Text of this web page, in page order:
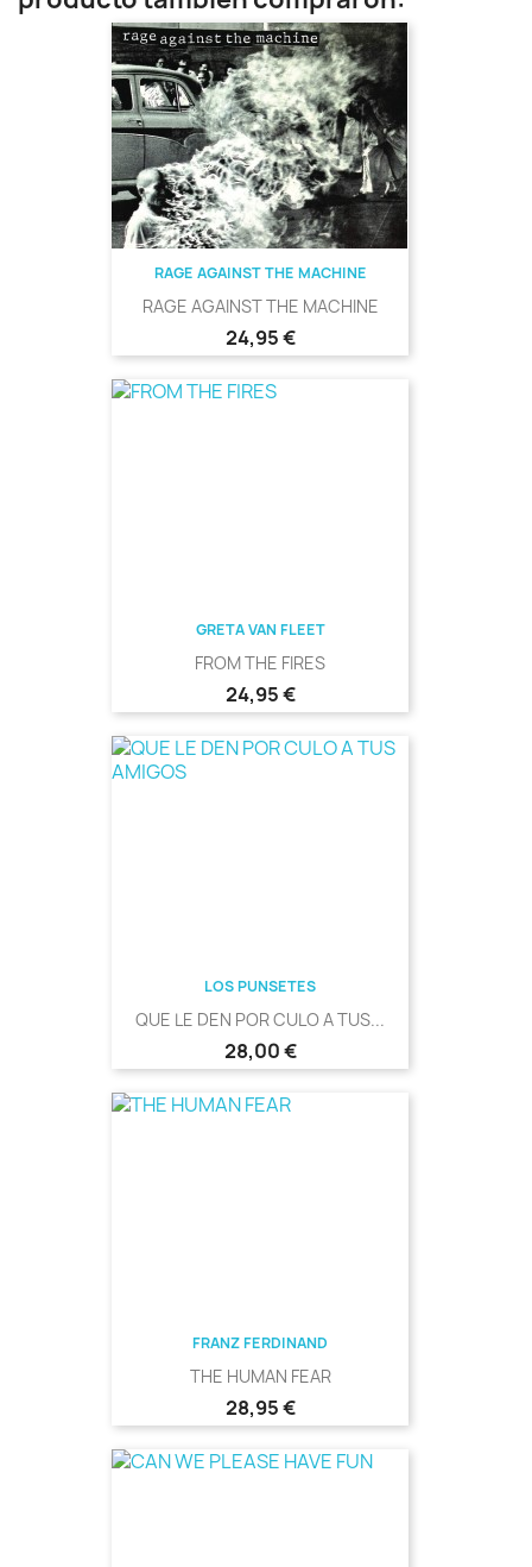
RAGE AGAINST THE MACHINE
RAGE AGAINST THE MACHINE
Precio
24,95 €
GRETA VAN FLEET
FROM THE FIRES
Precio
24,95 €
LOS PUNSETES
QUE LE DEN POR CULO A TUS...
Precio
28,00 €
FRANZ FERDINAND
THE HUMAN FEAR
Precio
28,95 €